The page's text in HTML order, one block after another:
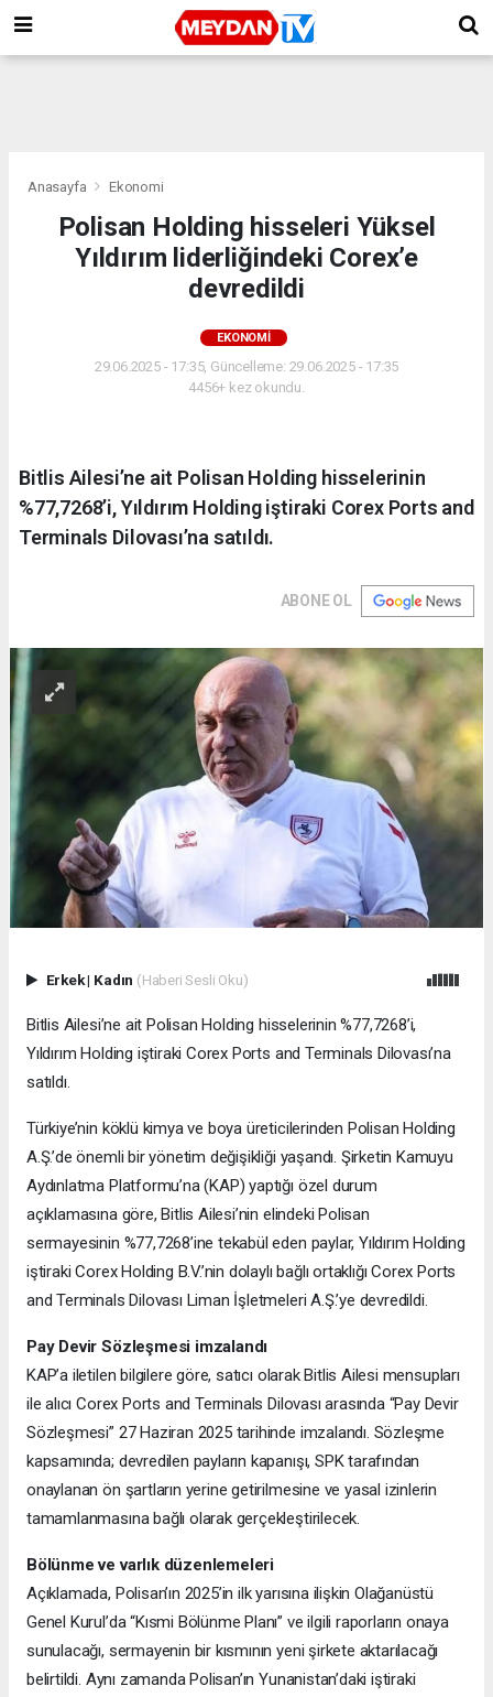
Anasayfa Ekonomi
Polisan Holding hisseleri Yüksel
Yıldırım liderliğindeki Corex’e
devredildi
EKONOMI
29.06.2025 - 17:35, Güncelleme: 29.06.2025 - 17:35
4456+ kez okundu.
Bitlis Ailesi’ne ait Polisan Holding hisselerinin
%77,7268’i, Yıldırım Holding iştiraki Corex Ports and
Terminals Dilovası’na satıldı.
ABONE OL
Erkek| Kadın (Haberi Sesli Oku)
Bitlis Ailesi’ne ait Polisan Holding hisselerinin %77,7268’i,
Yıldırım Holding iştiraki Corex Ports and Terminals Dilovası’na
satıldı.
Türkiye’nin köklü kimya ve boya üreticilerinden Polisan Holding
A.Ş.’de önemli bir yönetim değişikliği yaşandı. Şirketin Kamuyu
Aydınlatma Platformu’na (KAP) yaptığı özel durum
açıklamasına göre, Bitlis Ailesi’nin elindeki Polisan
sermayesinin %77,7268’ine tekabül eden paylar, Yıldırım Holding
iştiraki Corex Holding B.V.’nin dolaylı bağlı ortaklığı Corex Ports
and Terminals Dilovası Liman İşletmeleri A.Ş.’ye devredildi.
Pay Devir Sözleşmesi imzalandı
KAP’a iletilen bilgilere göre, satıcı olarak Bitlis Ailesi mensupları
ile alıcı Corex Ports and Terminals Dilovası arasında “Pay Devir
Sözleşmesi” 27 Haziran 2025 tarihinde imzalandı. Sözleşme
kapsamında; devredilen payların kapanışı, SPK tarafından
onaylanan ön şartların yerine getirilmesine ve yasal izinlerin
tamamlanmasına bağlı olarak gerçekleştirilecek.
Bölünme ve varlık düzenlemeleri
Açıklamada, Polisan’ın 2025’in ilk yarısına ilişkin Olağanüstü
Genel Kurul’da “Kısmi Bölünme Planı” ve ilgili raporların onaya
sunulacağı, sermayenin bir kısmının yeni şirkete aktarılacağı
belirtildi. Aynı zamanda Polisan’ın Yunanistan’daki iştiraki